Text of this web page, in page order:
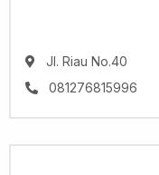
Jl. Riau No.40
081276815996